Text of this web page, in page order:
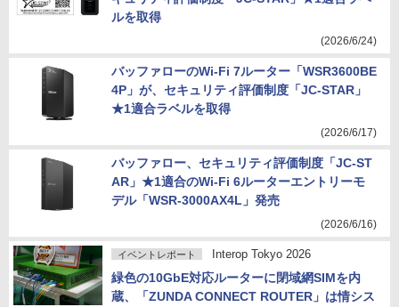
ルを取得
(2026/6/24)
バッファローのWi-Fi 7ルーター「WSR3600BE
4P」が、セキュリティ評価制度「JC-STAR」
★1適合ラベルを取得
(2026/6/17)
バッファロー、セキュリティ評価制度「JC-ST
AR」★1適合のWi-Fi 6ルーターエントリーモ
デル「WSR-3000AX4L」発売
(2026/6/16)
イベントレポート Interop Tokyo 2026
緑色の10GbE対応ルーターに閉域網SIMを内
蔵、「ZUNDA CONNECT ROUTER」は情シス